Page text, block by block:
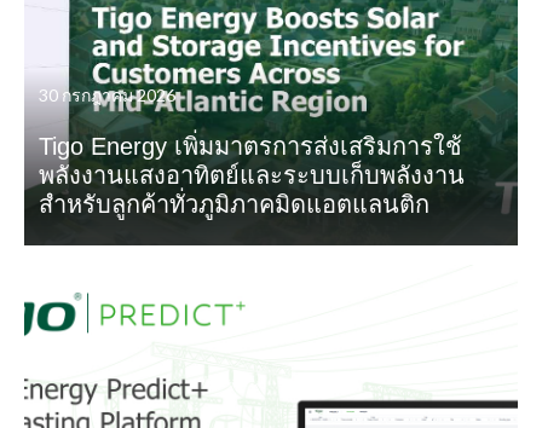
30 กรกฎาคม 2026
Tigo Energy เพิ่มมาตรการส่งเสริมการใช้
พลังงานแสงอาทิตย์และระบบเก็บพลังงาน
สำหรับลูกค้าทั่วภูมิภาคมิดแอตแลนติก